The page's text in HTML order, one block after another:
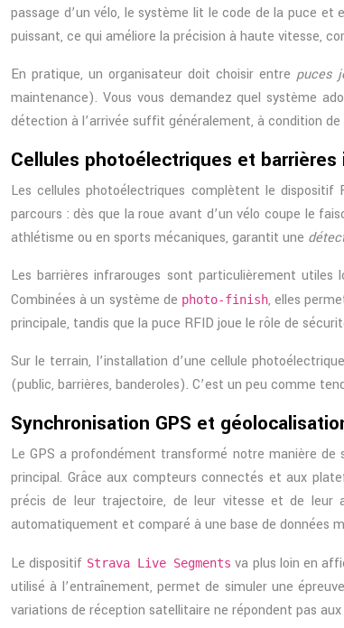
passage d’un vélo, le système lit le code de la puce
puissant, ce qui améliore la précision à haute vitesse,
En pratique, un organisateur doit choisir entre puces
maintenance). Vous vous demandez quel système
détection à l’arrivée suffit généralement, à condition
Cellules photoélectriques et
Les cellules photoélectriques complètent le
parcours : dès que la roue avant d’un vélo coupe le
athlétisme ou en sports mécaniques, garantit une
Les barrières infrarouges sont particulièrement utiles
Combinées à un système de photo-finish, elles
principale, tandis que la puce RFID joue le rôle de
Sur le terrain, l’installation d’une cellule
(public, barrières, banderoles). C’est un peu comme
Synchronisation GPS et
Le GPS a profondément transformé notre manière
principal. Grâce aux compteurs connectés et aux
précis de leur trajectoire, de leur vitesse et de leur
automatiquement et comparé à une base de données
Le dispositif Strava Live Segments va plus loin en
utilisé à l’entraînement, permet de simuler une
variations de réception satellitaire ne répondent pas